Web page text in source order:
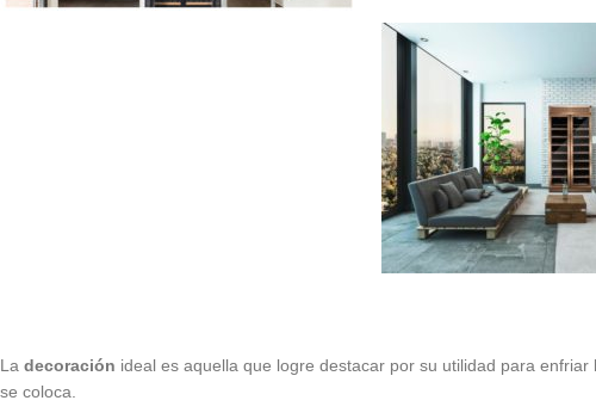
La decoración ideal es aquella que logre destacar por su utilidad para
se coloca.